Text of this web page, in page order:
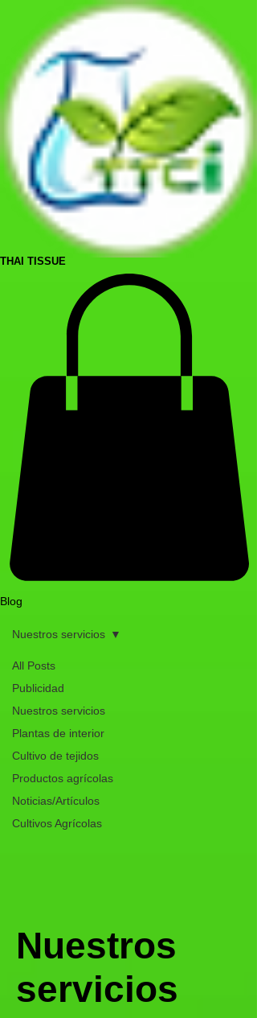
THAI TISSUE
Blog
All Posts
Publicidad
Nuestros servicios
Plantas de interior
Cultivo de tejidos
Productos agrícolas
Noticias/Artículos
Cultivos Agrícolas
Nuestros servicios
Nuestros
servicios